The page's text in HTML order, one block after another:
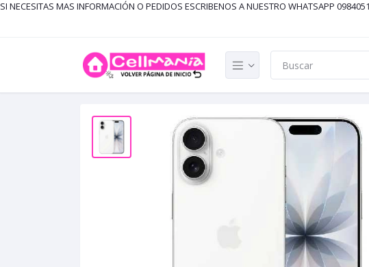
SI NECESITAS MAS INFORMACIÓN O PEDIDOS ESCRIBENOS A NUESTRO WHATSAPP